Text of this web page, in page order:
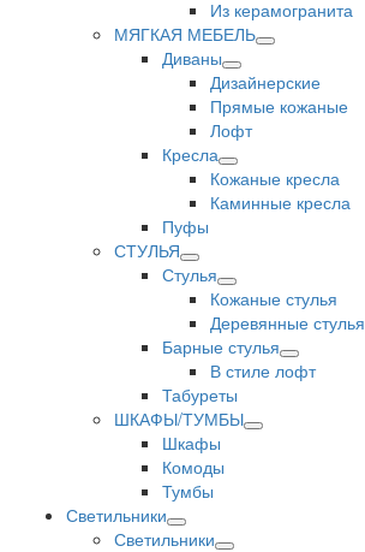
Из керамогранита
МЯГКАЯ МЕБЕЛЬ
Диваны
Дизайнерские
Прямые кожаные
Лофт
Кресла
Кожаные кресла
Каминные кресла
Пуфы
СТУЛЬЯ
Стулья
Кожаные стулья
Деревянные стулья
Барные стулья
В стиле лофт
Табуреты
ШКАФЫ/ТУМБЫ
Шкафы
Комоды
Тумбы
Светильники
Светильники